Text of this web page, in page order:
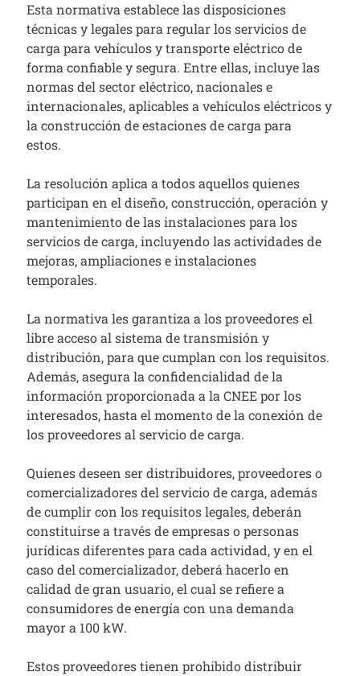
Esta normativa establece las disposiciones
técnicas y legales para regular los servicios de
carga para vehículos y transporte eléctrico de
forma confiable y segura. Entre ellas, incluye las
normas del sector eléctrico, nacionales e
internacionales, aplicables a vehículos eléctricos y
la construcción de estaciones de carga para
estos.
La resolución aplica a todos aquellos quienes
participan en el diseño, construcción, operación y
mantenimiento de las instalaciones para los
servicios de carga, incluyendo las actividades de
mejoras, ampliaciones e instalaciones
temporales.
La normativa les garantiza a los proveedores el
libre acceso al sistema de transmisión y
distribución, para que cumplan con los requisitos.
Además, asegura la confidencialidad de la
información proporcionada a la CNEE por los
interesados, hasta el momento de la conexión de
los proveedores al servicio de carga.
Quienes deseen ser distribuidores, proveedores o
comercializadores del servicio de carga, además
de cumplir con los requisitos legales, deberán
constituirse a través de empresas o personas
jurídicas diferentes para cada actividad, y en el
caso del comercializador, deberá hacerlo en
calidad de gran usuario, el cual se refiere a
consumidores de energía con una demanda
mayor a 100 kW.
Estos proveedores tienen prohibido distribuir